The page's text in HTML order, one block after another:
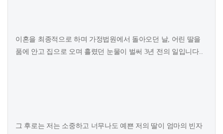
이혼을 최종적으로 하며 가정법원에서 돌아오던 날, 어린 딸을
품에 안고 집으로 오며 흘렸던 눈물이 벌써 3년 전의 일입니다..
그 후로는 저는 소중하고 너무나도 예쁜 저의 딸이 엄마의 빈자